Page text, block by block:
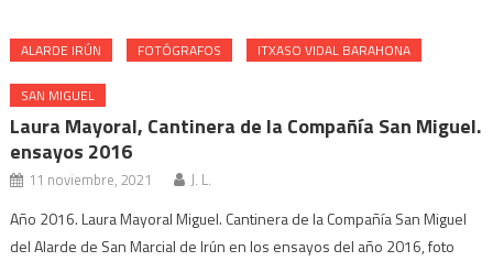
ALARDE IRÚN FOTÓGRAFOS ITXASO VIDAL BARAHONA
SAN MIGUEL
Laura Mayoral, Cantinera de la Compañía San Miguel.
ensayos 2016
11 noviembre, 2021 J. L.
Año 2016. Laura Mayoral Miguel. Cantinera de la Compañía San Miguel
del Alarde de San Marcial de Irún en los ensayos del año 2016, foto